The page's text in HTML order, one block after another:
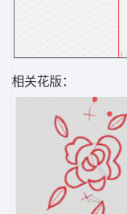
相关花版：